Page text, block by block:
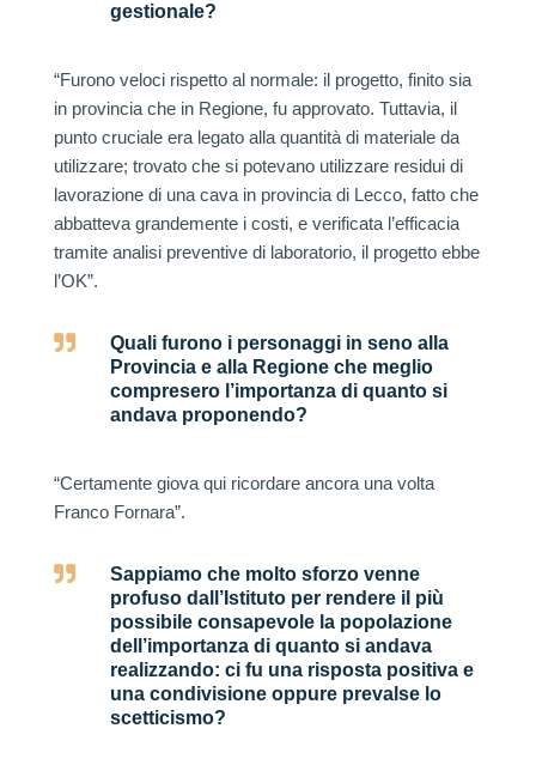
gestionale?
“Furono veloci rispetto al normale: il progetto, finito sia
in provincia che in Regione, fu approvato. Tuttavia, il
punto cruciale era legato alla quantità di materiale da
utilizzare; trovato che si potevano utilizzare residui di
lavorazione di una cava in provincia di Lecco, fatto che
abbatteva grandemente i costi, e verificata l’efficacia
tramite analisi preventive di laboratorio, il progetto ebbe
l’OK”.

Quali furono i personaggi in seno alla
Provincia e alla Regione che meglio
compresero l’importanza di quanto si
andava proponendo?
“Certamente giova qui ricordare ancora una volta
Franco Fornara”.

Sappiamo che molto sforzo venne
profuso dall’Istituto per rendere il più
possibile consapevole la popolazione
dell’importanza di quanto si andava
realizzando: ci fu una risposta positiva e
una condivisione oppure prevalse lo
scetticismo?